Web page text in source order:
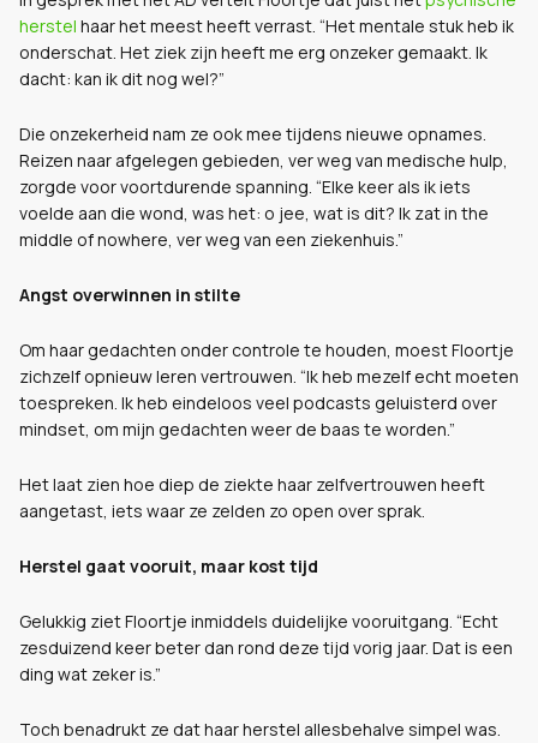
herstel haar het meest heeft verrast. “Het mentale stuk heb ik
onderschat. Het ziek zijn heeft me erg onzeker gemaakt. Ik
dacht: kan ik dit nog wel?”
Die onzekerheid nam ze ook mee tijdens nieuwe opnames.
Reizen naar afgelegen gebieden, ver weg van medische hulp,
zorgde voor voortdurende spanning. “Elke keer als ik iets
voelde aan die wond, was het: o jee, wat is dit? Ik zat in the
middle of nowhere, ver weg van een ziekenhuis.”
Angst overwinnen in stilte
Om haar gedachten onder controle te houden, moest Floortje
zichzelf opnieuw leren vertrouwen. “Ik heb mezelf echt moeten
toespreken. Ik heb eindeloos veel podcasts geluisterd over
mindset, om mijn gedachten weer de baas te worden.”
Het laat zien hoe diep de ziekte haar zelfvertrouwen heeft
aangetast, iets waar ze zelden zo open over sprak.
Herstel gaat vooruit, maar kost tijd
Gelukkig ziet Floortje inmiddels duidelijke vooruitgang. “Echt
zesduizend keer beter dan rond deze tijd vorig jaar. Dat is een
ding wat zeker is.”
Toch benadrukt ze dat haar herstel allesbehalve simpel was.